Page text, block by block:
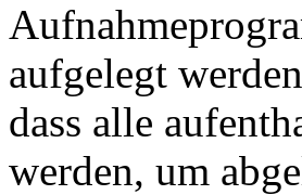
aufgelegt
dass alle
werden, um